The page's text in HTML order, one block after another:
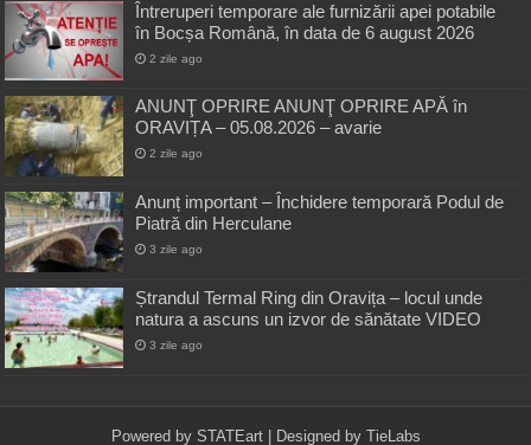
Întreruperi temporare ale furnizării apei potabile
în Bocșa Română, în data de 6 august 2026
2 zile ago
ANUNŢ OPRIRE ANUNŢ OPRIRE APĂ în
ORAVIȚA – 05.08.2026 – avarie
2 zile ago
Anunț important – Închidere temporară Podul de
Piatră din Herculane
3 zile ago
Ștrandul Termal Ring din Oravița – locul unde
natura a ascuns un izvor de sănătate VIDEO
3 zile ago
Powered by STATEart| Designed by TieLabs